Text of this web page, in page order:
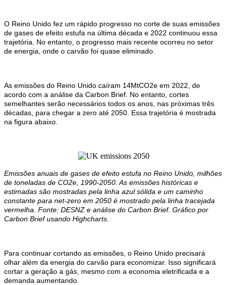
O Reino Unido fez um rápido progresso no corte de suas emissões
de gases de efeito estufa na última década e 2022 continuou essa
trajetória. No entanto, o progresso mais recente ocorreu no setor
de energia, onde o carvão foi quase eliminado.
As emissões do Reino Unido caíram 14MtCO2e em 2022, de
acordo com a análise da Carbon Brief. No entanto, cortes
semelhantes serão necessários todos os anos, nas próximas três
décadas, para chegar a zero até 2050. Essa trajetória é mostrada
na figura abaixo.
Emissões anuais de gases de efeito estufa no Reino Unido, milhões
de toneladas de CO2e, 1990-2050. As emissões históricas e
estimadas são mostradas pela linha azul sólida e um caminho
constante para net-zero em 2050 é mostrado pela linha tracejada
vermelha. Fonte: DESNZ e análise do Carbon Brief. Gráfico por
Carbon Brief usando Highcharts.
Para continuar cortando as emissões, o Reino Unido precisará
olhar além da energia do carvão para economizar. Isso significará
cortar a geração a gás, mesmo com a economia eletrificada e a
demanda aumentando.